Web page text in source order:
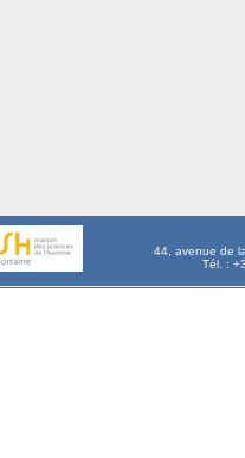
44, avenue de
Tél. :